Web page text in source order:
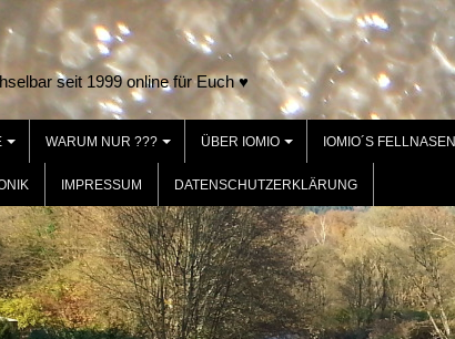
seit 1999 online für Euch ♥
WARUM NUR ??? ÜBER IOMIO IOMIO´S FELLNASEN
IMPRESSUM DATENSCHUTZERKLÄRUNG